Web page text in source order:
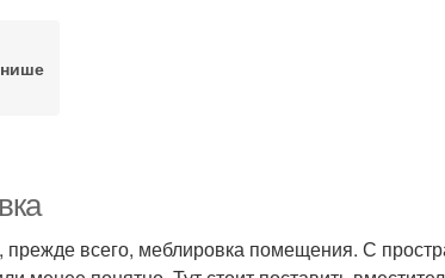
прежде всего, меблировка помещения. С